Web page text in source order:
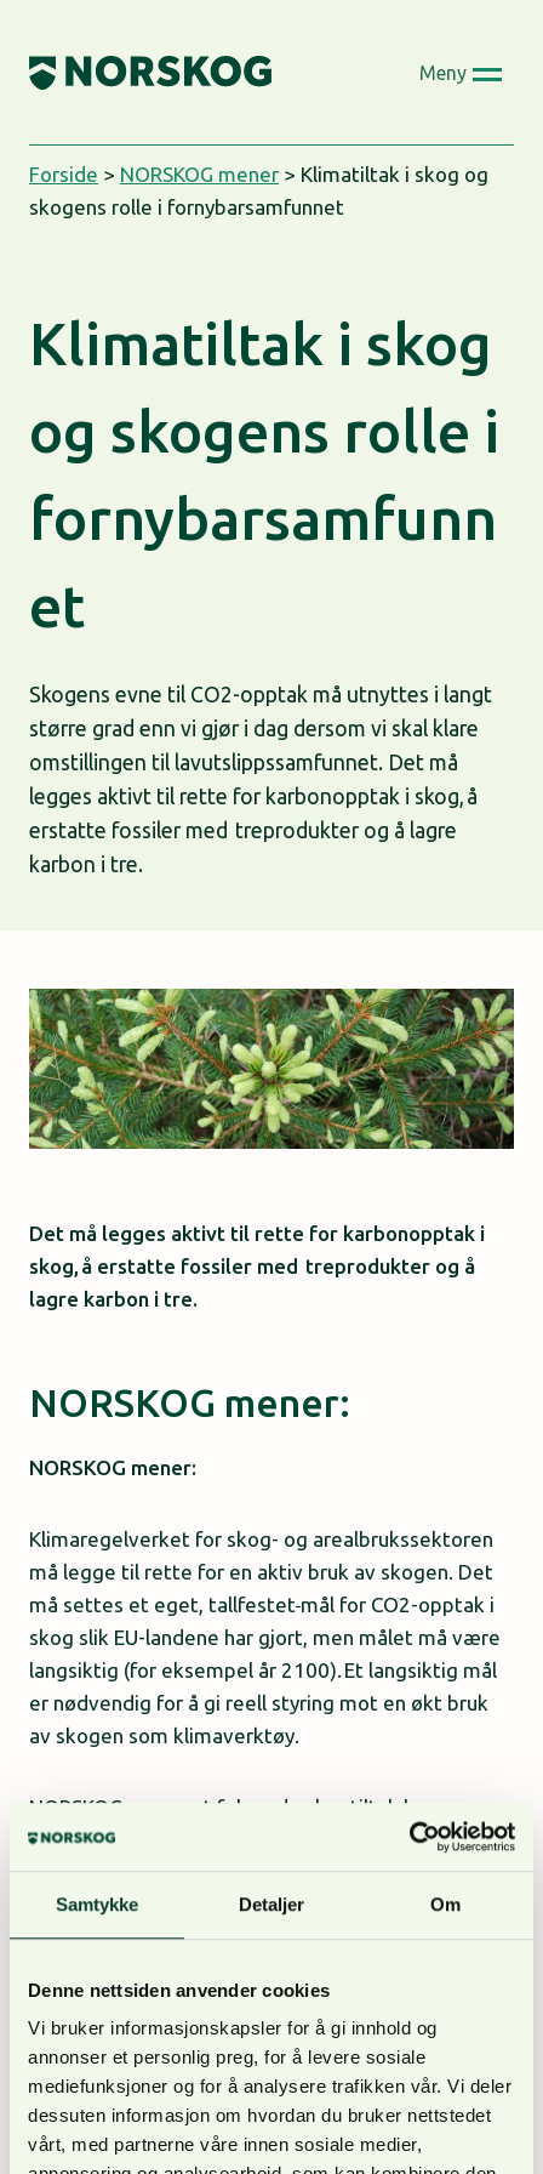
Samtykke Detaljer Om
Denne nettsiden anvender cookies
Vi bruker informasjonskapsler for å gi innhold og
annonser et personlig preg, for å levere sosiale
mediefunksjoner og for å analysere trafikken vår. Vi deler
dessuten informasjon om hvordan du bruker nettstedet
vårt, med partnerne våre innen sosiale medier,
content
Meny
Forside > NORSKOG mener > Klimatiltak i skog og
skogens rolle i fornybarsamfunnet
Klimatiltak i skog
og skogens rolle i
fornybarsamfunn
et
Skogens evne til CO2-opptak må utnyttes i langt
større grad enn vi gjør i dag dersom vi skal klare
omstillingen til lavutslippssamfunnet. Det må
legges aktivt til rette for karbonopptak i skog, å
erstatte fossiler med treprodukter og å lagre
karbon i tre.
Det må legges aktivt til rette for karbonopptak i
skog, å erstatte fossiler med treprodukter og å
lagre karbon i tre.
NORSKOG mener:
NORSKOG mener:
Klimaregelverket for skog- og arealbrukssektoren
må legge til rette for en aktiv bruk av skogen. Det
må settes et eget, tallfestet mål for CO2-opptak i
skog slik EU-landene har gjort, men målet må være
langsiktig (for eksempel år 2100). Et langsiktig mål
er nødvendig for å gi reell styring mot en økt bruk
av skogen som klimaverktøy.
NORSKOG mener at følgende skogtiltak bør
stimuleres for å bidra til karbonopptak og bygge
opp skogressursene:
ungskogpleie
vokser godt og er tilpasset et klima som endrer
seg
å styrke foryngelsesarbeidet etter hogst
suppleringsplanting